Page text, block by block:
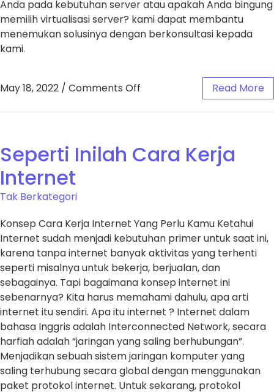
Anda pada kebutuhan server atau apakah Anda bingung
memilih virtualisasi server? kami dapat membantu
menemukan solusinya dengan berkonsultasi kepada
kami.
May 18, 2022 / Comments Off Read More
Seperti Inilah Cara Kerja
Internet
Tak Berkategori
Konsep Cara Kerja Internet Yang Perlu Kamu Ketahui
Internet sudah menjadi kebutuhan primer untuk saat ini,
karena tanpa internet banyak aktivitas yang terhenti
seperti misalnya untuk bekerja, berjualan, dan
sebagainya. Tapi bagaimana konsep internet ini
sebenarnya? Kita harus memahami dahulu, apa arti
internet itu sendiri. Apa itu internet ? Internet dalam
bahasa Inggris adalah Interconnected Network, secara
harfiah adalah “jaringan yang saling berhubungan”.
Menjadikan sebuah sistem jaringan komputer yang
saling terhubung secara global dengan menggunakan
paket protokol internet. Untuk sekarang, protokol